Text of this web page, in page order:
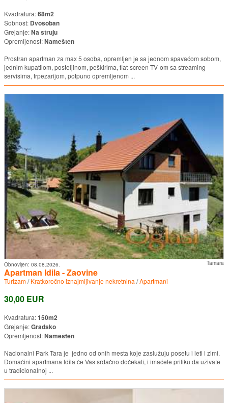
Kvadratura:68m2
Sobnost: Dvosoban
Grejanje:Na struju
Opremljenost:Namešten
Prostran apartman za max 5 osoba, opremljen je sa jednom spavaćom sobom,
jednim kupatilom, posteljinom, peškirima, flat-screen TV-om sa streaming
servisima, trpezarijom, potpuno opremljenom ...
Tamara
Obnovljen: 08.08.2026.
Apartman Idila - Zaovine
Turizam/Kratkoročno iznajmljivanje nekretnina /Apartmani
30,00 EUR
Kvadratura:150m2
Grejanje:Gradsko
Opremljenost:Namešten
Nacionalni Park Tara je jedno od onih mesta koje zaslužuju posetu i leti i zimi.
Domaćini apartmana Idila će Vas srdačno dočekati, i imaćete priliku da uživate
u tradicionalnoj ...